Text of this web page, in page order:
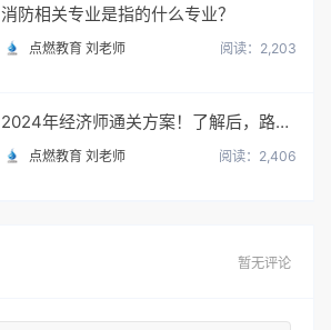
消防相关专业是指的什么专业？
点燃教育 刘老师 阅读：2,203
2024年经济师通关方案！了解后，路走宽了！
点燃教育 刘老师 阅读：2,406
暂无评论